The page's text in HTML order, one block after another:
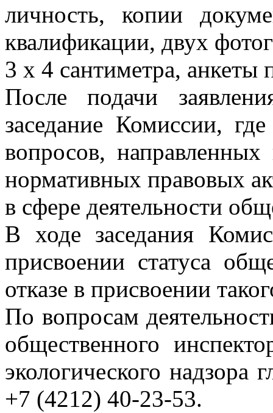
личность, копии
квалификации, двух
3 x 4 сантиметра, анкеты
После подачи
заседание Комиссии,
вопросов,
нормативных правовых
в сфере деятельности
В ходе заседания
присвоении статуса
отказе в присвоении
По вопросам
общественного
экологического надзора
+7 (4212) 40-23-53.